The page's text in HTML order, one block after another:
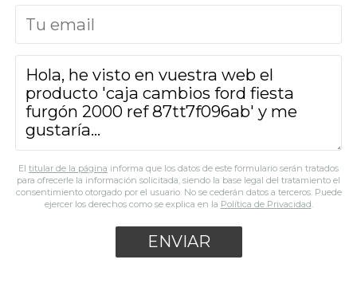
El titular de la página informa que los datos de este formulario serán tratados
para ofrecerle la información solicitada, siendo la base legal del tratamiento el
consentimiento otorgado por el usuario. No se cederán datos a terceros. Puede
ejercer los derechos como se explica en la Política de Privacidad